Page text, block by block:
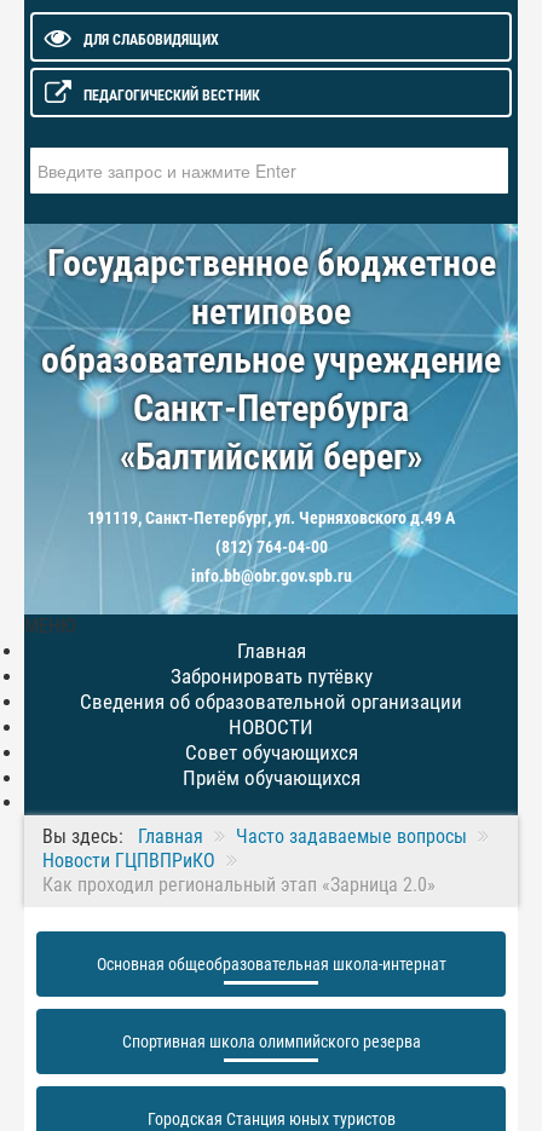
ДЛЯ СЛАБОВИДЯЩИХ
ПЕДАГОГИЧЕСКИЙ ВЕСТНИК
Государственное бюджетное
нетиповое
образовательное учреждение
Санкт-Петербурга
«Балтийский берег»
191119, Санкт-Петербург, ул. Черняховского д.49 А
(812) 764-04-00
info.bb@obr.gov.spb.ru
МЕНЮ
Главная
Забронировать путёвку
Сведения об образовательной организации
НОВОСТИ
Совет обучающихся
Приём обучающихся
Вы здесь: Главная
Часто задаваемые вопросы
Новости ГЦПВПРиКО
Как проходил региональный этап «Зарница 2.0»
Основная общеобразовательная школа-интернат
Спортивная школа олимпийского резерва
Городская Станция юных туристов